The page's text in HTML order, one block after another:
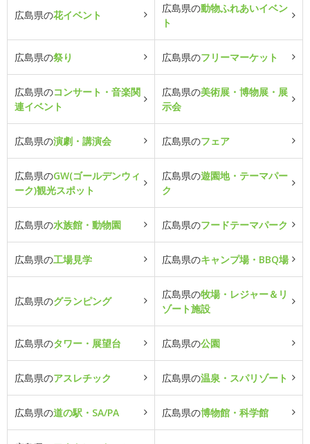
広島県の花イベント
広島県の動物ふれあいイベン
ト
広島県の祭り 広島県のフリーマーケット
広島県のコンサート・音楽関
連イベント
広島県の美術展・博物展・展
示会
広島県の演劇・講演会 広島県のフェア
広島県のGW(ゴールデンウィ
ーク)観光スポット
広島県の遊園地・テーマパー
ク
広島県の水族館・動物園 広島県のフードテーマパーク
広島県の工場見学 広島県のキャンプ場・BBQ場
広島県のグランピング
広島県の牧場・レジャー＆リ
ゾート施設
広島県のタワー・展望台 広島県の公園
広島県のアスレチック 広島県の温泉・スパリゾート
広島県の道の駅・SA/PA 広島県の博物館・科学館